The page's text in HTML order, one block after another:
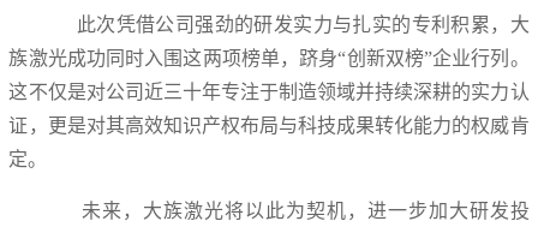
此次凭借公司强劲的研发实力与扎实的专利积累，大
族激光成功同时入围这两项榜单，跻身“创新双榜”企业行列。
这不仅是对公司近三十年专注于制造领域并持续深耕的实力认
证，更是对其高效知识产权布局与科技成果转化能力的权威肯
定。
未来，大族激光将以此为契机，进一步加大研发投